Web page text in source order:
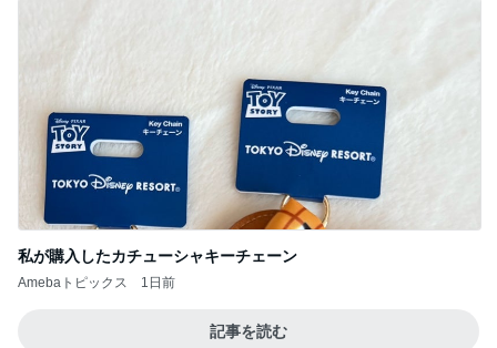
私が購入したカチューシャキーチェーン
Amebaトピックス 1日前
記事を読む